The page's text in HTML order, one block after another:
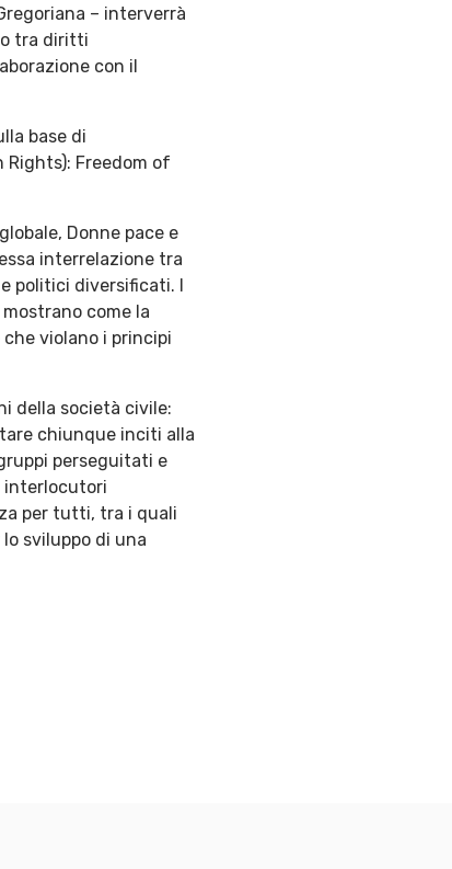
– interverrà
tra diritti
con il
base di
Rights): Freedom of
Donne pace e
interrelazione tra
politici diversificati. I
come la
violano i principi
della società civile:
chiunque inciti alla
perseguitati e
interlocutori
per tutti, tra i quali
sviluppo di una